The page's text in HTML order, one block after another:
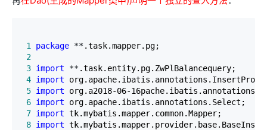
1 package **
2
3 import **
4 import
5 import
6 import
7 import
8 import